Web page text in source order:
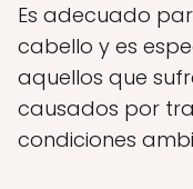
Es adecuado
cabello y es
aquellos que
causados por
condiciones